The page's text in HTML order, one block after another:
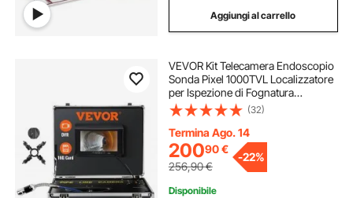
Aggiungi al carrello
VEVOR Kit Telecamera Endoscopio
Sonda Pixel 1000TVL Localizzatore
per Ispezione di Fognatura
Schermo Colorata 7 Pollici,
Telecamera Ispezione Sonda Cavo
da 20m per Tubi Angolazione
(32)
Termina Ago. 14
20090€
256,90€
-22%
Disponibile